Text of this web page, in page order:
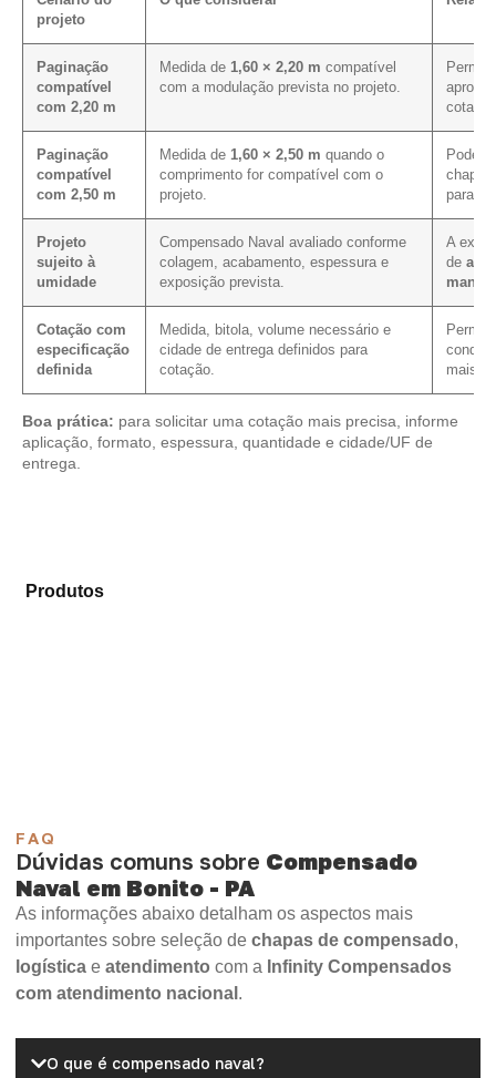
projeto
Paginação
compatível
com 2,20 m
Medida de 1,60 × 2,20 m compatível
com a modulação prevista no projeto.
Paginação
compatível
com 2,50 m
Medida de 1,60 × 2,50 m quando o
comprimento for compatível com o
projeto.
Pode
chapa
para
Projeto
sujeito à
umidade
Compensado Naval avaliado conforme
colagem, acabamento, espessura e
exposição prevista.
A
de
Cotação com
especificação
definida
Medida, bitola, volume necessário e
cidade de entrega definidos para
cotação.
mais
Boa prática: para solicitar uma cotação mais precisa, informe
aplicação, formato, espessura, quantidade e cidade/UF de
entrega.
Produtose selecione o tipo de chapa mais adequado
FAQ
Dúvidas comuns sobre Compensado
Naval em Bonito - PA
As informações abaixo detalham os aspectos mais
importantes sobre seleção de chapas de compensado,
logística e atendimento com a Infinity Compensados
com atendimento nacional .
O que é compensado naval?